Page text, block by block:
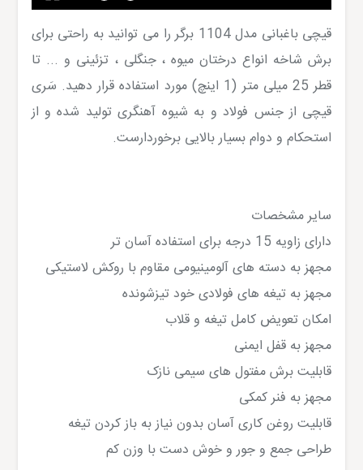
قیچی باغبانی مدل 1104 برگر را می توانید به راحتی برای
برش شاخه انواع درختان میوه ، جنگلی ، تزئینی و ... تا
قطر 25 میلی متر (1 اینچ) مورد استفاده قرار دهید. سَری
قیچی از جنس فولاد و به شیوه آهنگری تولید شده و از
استحکام و دوام بسیار بالایی برخوردارست.
سایر مشخصات
دارای زاویه 15 درجه برای استفاده آسان تر
مجهز به دسته های آلومینیومی مقاوم با روکش لاستیکی
مجهز به تیغه های فولادی خود تیزشونده
امکان تعویض کامل تیغه و قلاب
مجهز به قفل ایمنی
قابلیت برش مفتول های سیمی نازک
مجهز به فنر کمکی
قابلیت روغن کاری آسان بدون نیاز به باز کردن تیغه
طراحی جمع و جور و خوش دست با وزن کم